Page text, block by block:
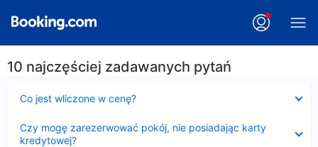
10 najczęściej zadawanych pytań
Co jest wliczone w cenę?
Czy mogę zarezerwować pokój, nie posiadając karty
kredytowej?